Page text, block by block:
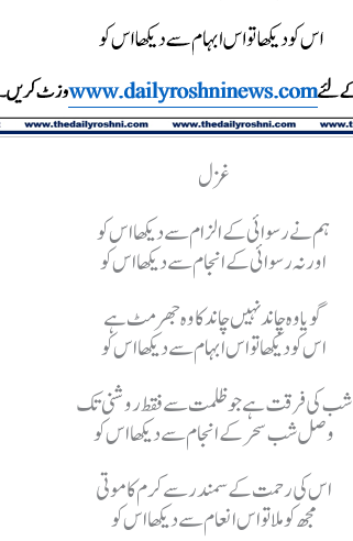
غزل
ہم نے رسوائی کے الزام سے دیکھا اس کو
اور نہ رسوائی کے انجام سے دیکھا اس کو
گویا وہ چاند نہیں چاند کا وہ جھرمٹ ہے
اس کو دیکھا تو اس ابہام سے دیکھا اس کو
شب کی فرقت ہے جو ظلمت سے فقط روشنی تک
وصل شب سحر کے انجام سے دیکھا اس کو
اس کی رحمت کے سمندر سے کرم کا موتی
مجھ کو ملا تو اس انعام سے دیکھا اس کو